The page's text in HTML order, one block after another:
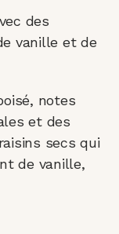
des
vanille et de
notes
et des
secs qui
de vanille,